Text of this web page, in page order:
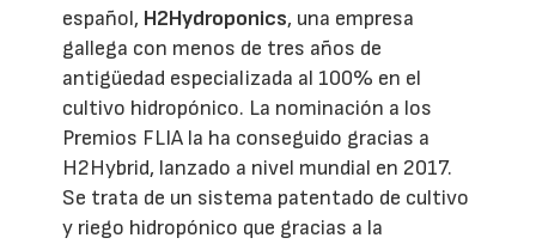
español, H2Hydroponics, una empresa
gallega con menos de tres años de
antigüedad especializada al 100% en el
cultivo hidropónico. La nominación a los
Premios FLIA la ha conseguido gracias a
H2Hybrid, lanzado a nivel mundial en 2017.
Se trata de un sistema patentado de cultivo
y riego hidropónico que gracias a la